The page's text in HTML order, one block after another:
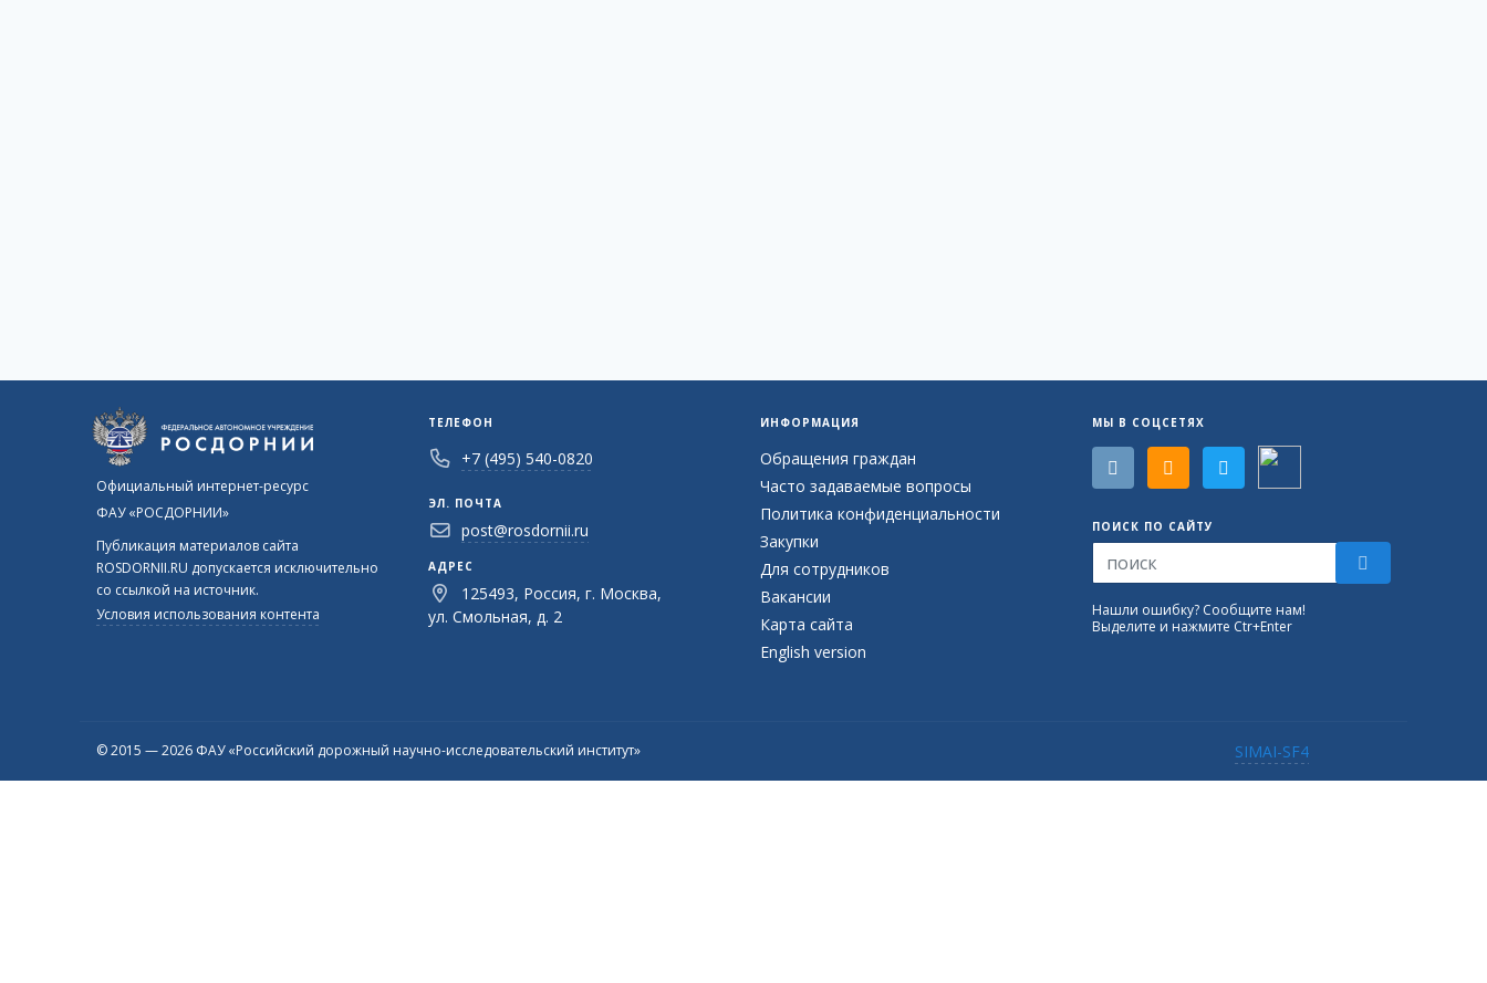
Официальный интернет-ресурс
ФАУ «РОСДОРНИИ»
Публикация материалов сайта
ROSDORNII.RU допускается исключительно
со ссылкой на источник.
Условия использования контента
ТЕЛЕФОН
+7 (495) 540-0820
ЭЛ. ПОЧТА
post@rosdornii.ru
АДРЕС
125493, Россия, г. Москва,
ул. Смольная, д. 2
ИНФОРМАЦИЯ
Обращения граждан
Часто задаваемые вопросы
Политика конфиденциальности
Закупки
Для сотрудников
Вакансии
Карта сайта
English version
МЫ В СОЦСЕТЯХ
ПОИСК ПО САЙТУ
Нашли ошибку? Сообщите нам!
Выделите и нажмите Ctr+Enter
© 2015 — 2026 ФАУ «Российский дорожный научно-исследовательский институт» SIMAI-SF4